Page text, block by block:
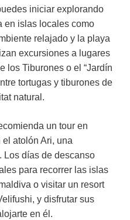
iniciar explorando
en islas locales como
relajado y la playa
excursiones a lugares
los Tiburones o el “Jardín
tortugas y tiburones de
natural.
un tour en
atolón Ari, una
Los días de descanso
para recorrer las islas
o visitar un resort
y disfrutar sus
en él.